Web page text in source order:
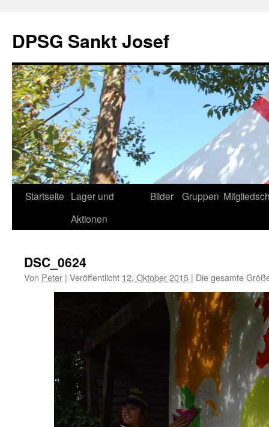
DPSG Sankt Josef
Zum
Startseite Lager und
Aktionen
Bilder Gruppen
DSC_0624
Von Peter | Veröffentlicht 12. Oktober 2015 | Die gesamte